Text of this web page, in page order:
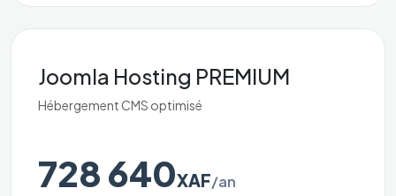
Joomla Hosting PREMIUM
Hébergement CMS optimisé
728 640XAF/an